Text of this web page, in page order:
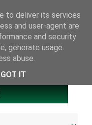
to deliver its services
and user-agent are
and security
generate usage
abuse.
GOT IT